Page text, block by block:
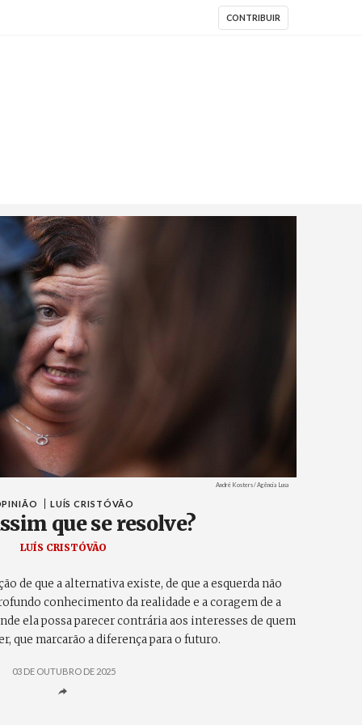
CONTRIBUIR
Créditos
André Kosters / Agência Lusa
LUÍS CRISTÓVÃO
que se resolve?
LUÍS CRISTÓVÃO
de que a alternativa existe, de que a esquerda não
conhecimento da realidade e a coragem de a
ela possa parecer contrária aos interesses de quem
que marcarão a diferença para o futuro.
03 DE OUTUBRO DE 2025